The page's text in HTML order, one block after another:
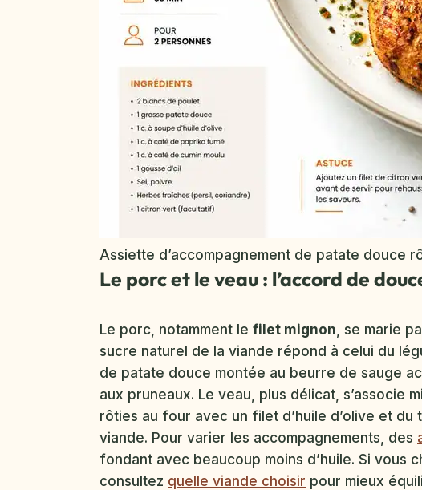
Assiette d’accompagnement de patate douce
Le porc et le veau : l’accord de
Le porc, notamment le filet mignon , se marie
sucre naturel de la viande répond à celui du
de patate douce montée au beurre de sauge
aux pruneaux. Le veau, plus délicat, s’associe
rôties au four avec un filet d’huile d’olive et
viande. Pour varier les accompagnements, des
fondant avec beaucoup moins d’huile. Si vous
consultez quelle viande choisir pour mieux